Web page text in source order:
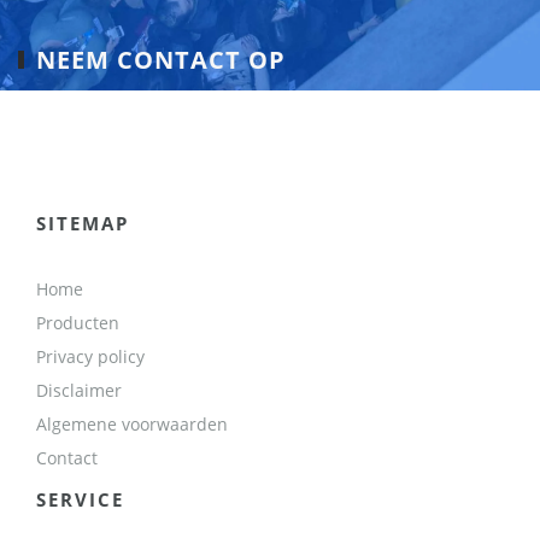
NEEM CONTACT OP
SITEMAP
Home
Producten
Privacy policy
Disclaimer
Algemene voorwaarden
Contact
SERVICE